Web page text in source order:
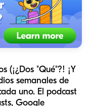
(¡¿Dos "Qué"?! ¡Y
semanales de
uno. El podcast
Google